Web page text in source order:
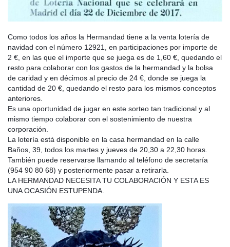
Como todos los años la Hermandad tiene a la venta lotería de
navidad con el número 12921, en participaciones por importe de
2 €, en las que el importe que se juega es de 1,60 €, quedando el
resto para colaborar con los gastos de la hermandad y la bolsa
de caridad y en décimos al precio de 24 €, donde se juega la
cantidad de 20 €, quedando el resto para los mismos conceptos
anteriores.
Es una oportunidad de jugar en este sorteo tan tradicional y al
mismo tiempo colaborar con el sostenimiento de nuestra
corporación.
La lotería está disponible en la casa hermandad en la calle
Baños, 39, todos los martes y jueves de 20,30 a 22,30 horas.
También puede reservarse llamando al teléfono de secretaría
(954 90 80 68) y posteriormente pasar a retirarla.
LA HERMANDAD NECESITA TU COLABORACIÓN Y ESTA ES
UNA OCASIÓN ESTUPENDA.